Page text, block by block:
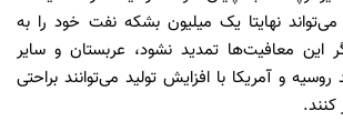
نهایتا یک میلیون بشکه نفت خود را به
این معافیت‌ها تمدید نشود، عربستان و سایر
و آمریکا با افزایش تولید می‌توانند براحتی
کنند.